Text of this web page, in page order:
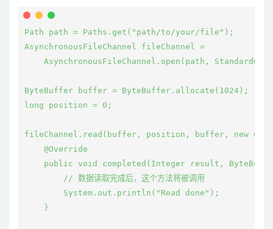
Path path = Paths.get("path/to/your/file");
AsynchronousFileChannel fileChannel =
AsynchronousFileChannel.open(path,
ByteBuffer buffer = ByteBuffer.allocate(1024);
long position = 0;
fileChannel.read(buffer, position, buffer, new
    @Override
public void completed(Integer result,
        // 数据读取完成后，这个方法将被调用
        System.out.println("Read done");
    }